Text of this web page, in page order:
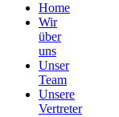
Home
Wir
über
uns
Unser
Team
Unsere
Vertreter